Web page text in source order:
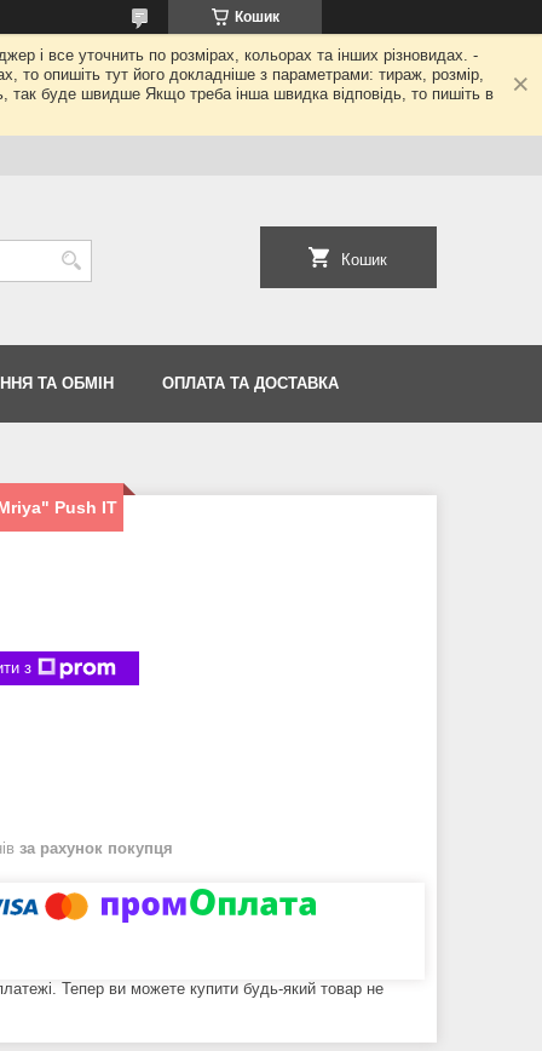
Кошик
і все уточнить по розмірах, кольорах та інших різновидах. -
то опишіть тут його докладніше з параметрами: тираж, розмір,
буде швидше Якщо треба інша швидка відповідь, то пишіть в
Кошик
ТА ОБМІН ОПЛАТА ТА ДОСТАВКА
Push IT
з
за рахунок покупця
Тепер ви можете купити будь-який товар не